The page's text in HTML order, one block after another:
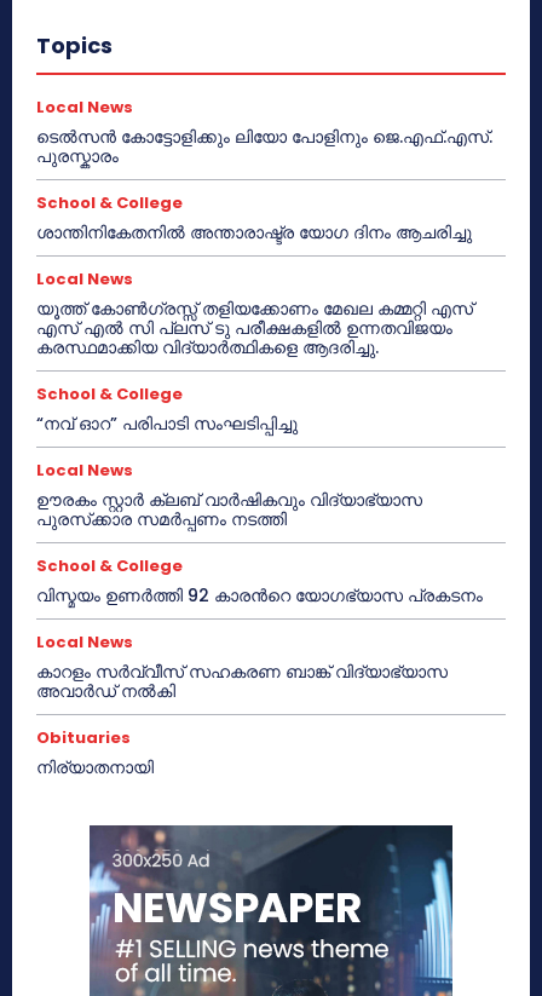
Topics
Local News
ടെൽസൻ കോട്ടോളിക്കും ലിയോ പോളിനും ജെ.എഫ്.എസ്.
പുരസ്കാരം
School & College
ശാന്തിനികേതനിൽ അന്താരാഷ്ട്ര യോഗ ദിനം ആചരിച്ചു
Local News
യൂത്ത് കോൺഗ്രസ്സ് തളിയക്കോണം മേഖല കമ്മറ്റി എസ്
എസ് എൽ സി പ്ലസ് ടു പരീക്ഷകളിൽ ഉന്നതവിജയം
കരസ്ഥമാക്കിയ വിദ്യാർത്ഥികളെ ആദരിച്ചു.
School & College
“നവ് ഓറ” പരിപാടി സംഘടിപ്പിച്ചു
Local News
ഊരകം സ്റ്റാർ ക്ലബ് വാർഷികവും വിദ്യാഭ്യാസ
പുരസ്‌ക്കാര സമർപ്പണം നടത്തി
School & College
വിസ്മയം ഉണർത്തി 92 കാരൻറെ യോഗഭ്യാസ പ്രകടനം
Local News
കാറളം സർവ്വീസ് സഹകരണ ബാങ്ക് വിദ്യാഭ്യാസ
അവാർഡ് നൽകി
Obituaries
നിര്യാതനായി